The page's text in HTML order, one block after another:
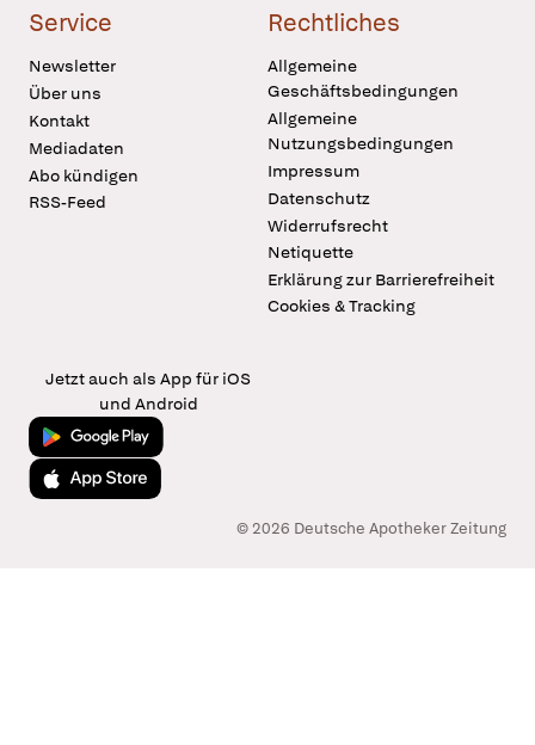
Service
Newsletter
Über uns
Kontakt
Mediadaten
Abo kündigen
RSS-Feed
Rechtliches
Allgemeine
Geschäftsbedingungen
Allgemeine
Nutzungsbedingungen
Impressum
Datenschutz
Widerrufsrecht
Netiquette
Erklärung zur Barrierefreiheit
Cookies & Tracking
Jetzt auch als App für iOS
und Android
Jetzt bei Google Play
Laden im App Store
© 2026 Deutsche Apotheker Zeitung